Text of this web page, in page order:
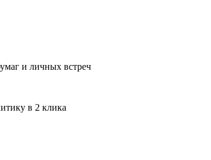
и личных встреч
в 2 клика